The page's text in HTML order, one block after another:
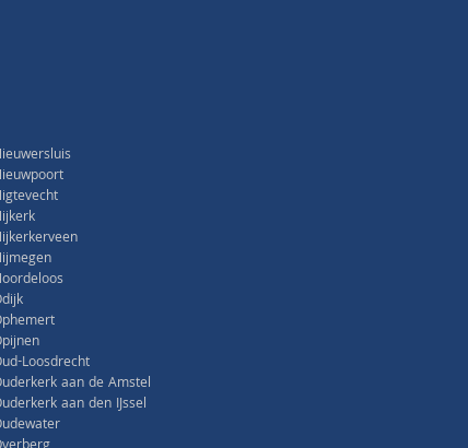
Loosdrecht
aan de Amstel
aan den IJssel